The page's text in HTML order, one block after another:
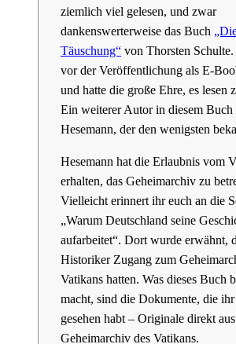
ziemlich viel gelesen, und zwar
dankenswerterweise das Buch
Täuschung“ von Thorsten Schulte.
vor der Veröffentlichung als E-
und hatte die große Ehre, es lesen
Ein weiterer Autor in diesem Buch
Hesemann, der den wenigsten
Hesemann hat die Erlaubnis vom
erhalten, das Geheimarchiv zu
Vielleicht erinnert ihr euch an die
„Warum Deutschland seine
aufarbeitet“. Dort wurde erwähnt,
Historiker Zugang zum
Vatikans hatten. Was dieses Buch
macht, sind die Dokumente, die
gesehen habt – Originale direkt
Geheimarchiv des Vatikans.